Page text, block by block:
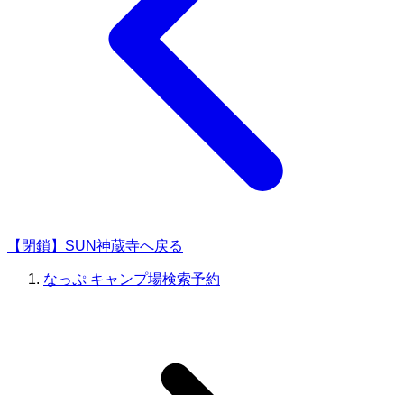
【閉鎖】SUN神蔵寺へ戻る
なっぷ キャンプ場検索予約